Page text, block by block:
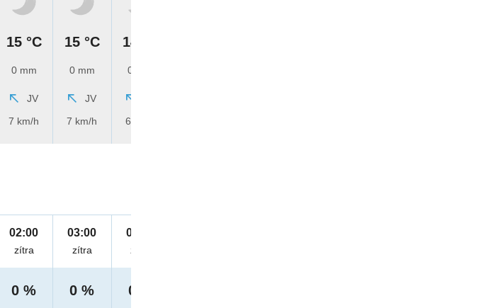
15 °C
0 mm
JV
7 km/h
15 °C
0 mm
JV
7 km/h
14 °C
0 mm
6 km/h
02:00
zítra
0 %
03:00
zítra
0 %
04:00
zítra
0 %